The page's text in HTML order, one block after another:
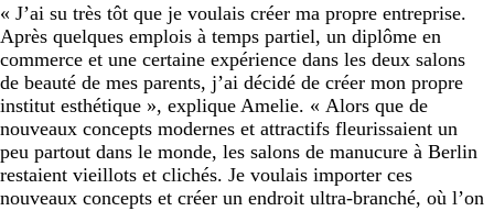
« J’ai su très tôt que je voulais créer ma propre entreprise.
Après quelques emplois à temps partiel, un diplôme en
commerce et une certaine expérience dans les deux salons
de beauté de mes parents, j’ai décidé de créer mon propre
institut esthétique », explique Amelie. « Alors que de
nouveaux concepts modernes et attractifs fleurissaient un
peu partout dans le monde, les salons de manucure à Berlin
restaient vieillots et clichés. Je voulais importer ces
nouveaux concepts et créer un endroit ultra-branché, où l’on